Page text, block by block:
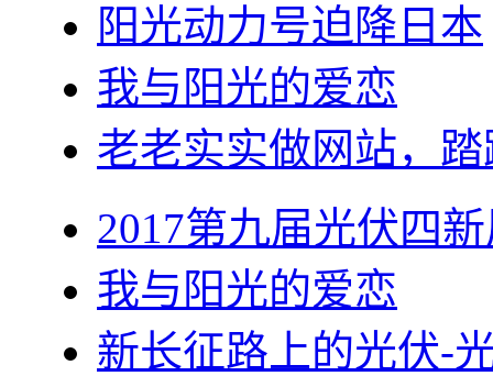
阳光动力号迫降日本
我与阳光的爱恋
老老实实做网站，
2017第九届光伏四
我与阳光的爱恋
新长征路上的光伏-